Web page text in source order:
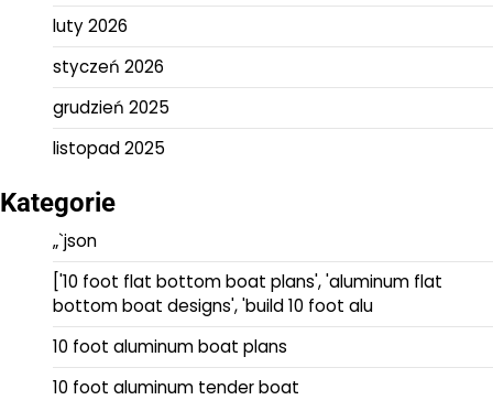
luty 2026
styczeń 2026
grudzień 2025
listopad 2025
Kategorie
„`json
['10 foot flat bottom boat plans', 'aluminum flat
bottom boat designs', 'build 10 foot alu
10 foot aluminum boat plans
10 foot aluminum tender boat